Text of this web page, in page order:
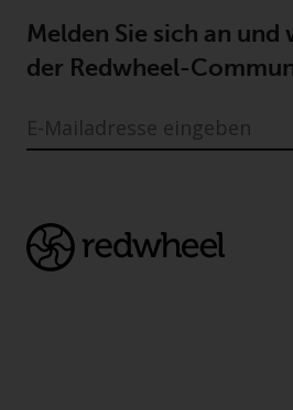
Gesetzen von eine
Gerichtsbarkeit.
zuständiges Gericht
Bestimmung dieses
maximal zulässigen
durchgesetzt, und der
Melden Sie sich an und
der Redwheel-